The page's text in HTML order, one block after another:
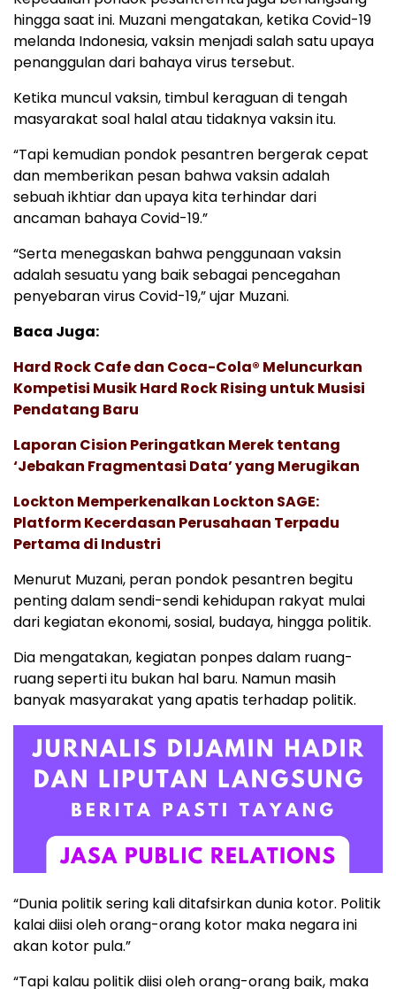
hingga saat ini. Muzani mengatakan, ketika Covid-19
melanda Indonesia, vaksin menjadi salah satu upaya
penanggulan dari bahaya virus tersebut.
Ketika muncul vaksin, timbul keraguan di tengah
masyarakat soal halal atau tidaknya vaksin itu.
“Tapi kemudian pondok pesantren bergerak cepat
dan memberikan pesan bahwa vaksin adalah
sebuah ikhtiar dan upaya kita terhindar dari
ancaman bahaya Covid-19.”
“Serta menegaskan bahwa penggunaan vaksin
adalah sesuatu yang baik sebagai pencegahan
penyebaran virus Covid-19,” ujar Muzani.
Baca Juga:
Hard Rock Cafe dan Coca-Cola® Meluncurkan
Kompetisi Musik Hard Rock Rising untuk Musisi
Pendatang Baru
Laporan Cision Peringatkan Merek tentang
‘Jebakan Fragmentasi Data’ yang Merugikan
Lockton Memperkenalkan Lockton SAGE:
Platform Kecerdasan Perusahaan Terpadu
Pertama di Industri
Menurut Muzani, peran pondok pesantren begitu
penting dalam sendi-sendi kehidupan rakyat mulai
dari kegiatan ekonomi, sosial, budaya, hingga politik.
Dia mengatakan, kegiatan ponpes dalam ruang-
ruang seperti itu bukan hal baru. Namun masih
banyak masyarakat yang apatis terhadap politik.
“Dunia politik sering kali ditafsirkan dunia kotor. Politik
kalai diisi oleh orang-orang kotor maka negara ini
akan kotor pula.”
“Tapi kalau politik diisi oleh orang-orang baik, maka